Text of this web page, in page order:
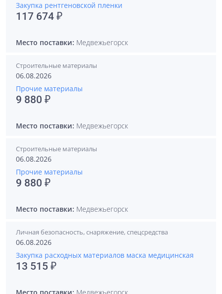
Закупка рентгеновской пленки
117 674 ₽
Место поставки: Медвежьегорск
Строительные материалы
06.08.2026
Прочие материалы
9 880 ₽
Место поставки: Медвежьегорск
Строительные материалы
06.08.2026
Прочие материалы
9 880 ₽
Место поставки: Медвежьегорск
Личная безопасность, снаряжение, спецсредства
06.08.2026
Закупка расходных материалов маска медицинская
13 515 ₽